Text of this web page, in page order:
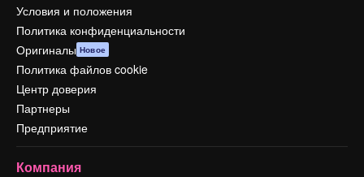
Условия и положения
Политика конфиденциальности
Оригиналы Новое
Политика файлов cookie
Центр доверия
Партнеры
Предприятие
Компания